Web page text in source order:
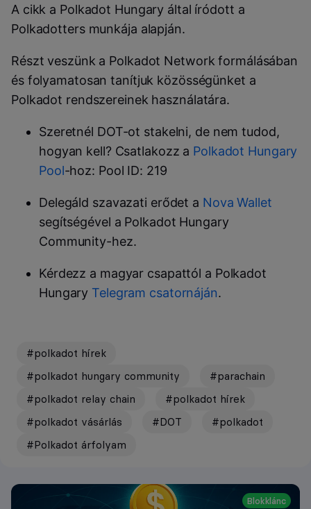
A cikk a Polkadot Hungary által íródott a
Polkadotters munkája alapján.
Részt veszünk a Polkadot Network formálásában
és folyamatosan tanítjuk közösségünket a
Polkadot rendszereinek használatára.
Szeretnél DOT-ot stakelni, de nem tudod,
hogyan kell? Csatlakozz a Polkadot Hungary
Pool-hoz: Pool ID: 219
Delegáld szavazati erődet a Nova Wallet
segítségével a Polkadot Hungary
Community-hez.
Kérdezz a magyar csapattól a Polkadot
Hungary Telegram csatornáján.
#polkadot hírek
#polkadot hungary community
#parachain
#polkadot relay chain
#polkadot hírek
#polkadot vásárlás
#DOT
#polkadot
#Polkadot árfolyam
Blokklánc